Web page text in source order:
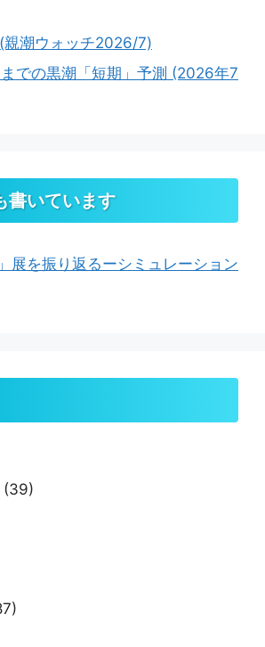
親潮ウォッチ2026/7)
での黒潮「短期」予測 (2026年7
書いています
展を振り返るーシミュレーション
(39)